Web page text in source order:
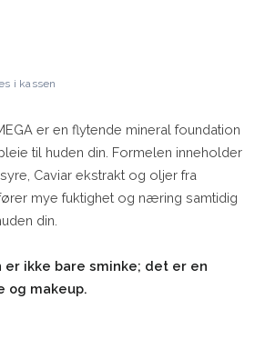
i kassen
er en flytende mineral foundation
til huden din. Formelen inneholder
Caviar ekstrakt og oljer fra
mye fuktighet og næring samtidig
din.
er ikke bare sminke; det er en
og makeup.